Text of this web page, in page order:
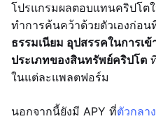
โปรแกรมผลตอบแทนคริปโต
ทำการค้นคว้าด้วยตัวเองก่อน
ธรรมเนียม อุปสรรคในการเ
ประเภทของสินทรัพย์คริปโต
ในแต่ละแพลตฟอร์ม
นอกจากนี้ยังมี APY ที่ตัวกลา